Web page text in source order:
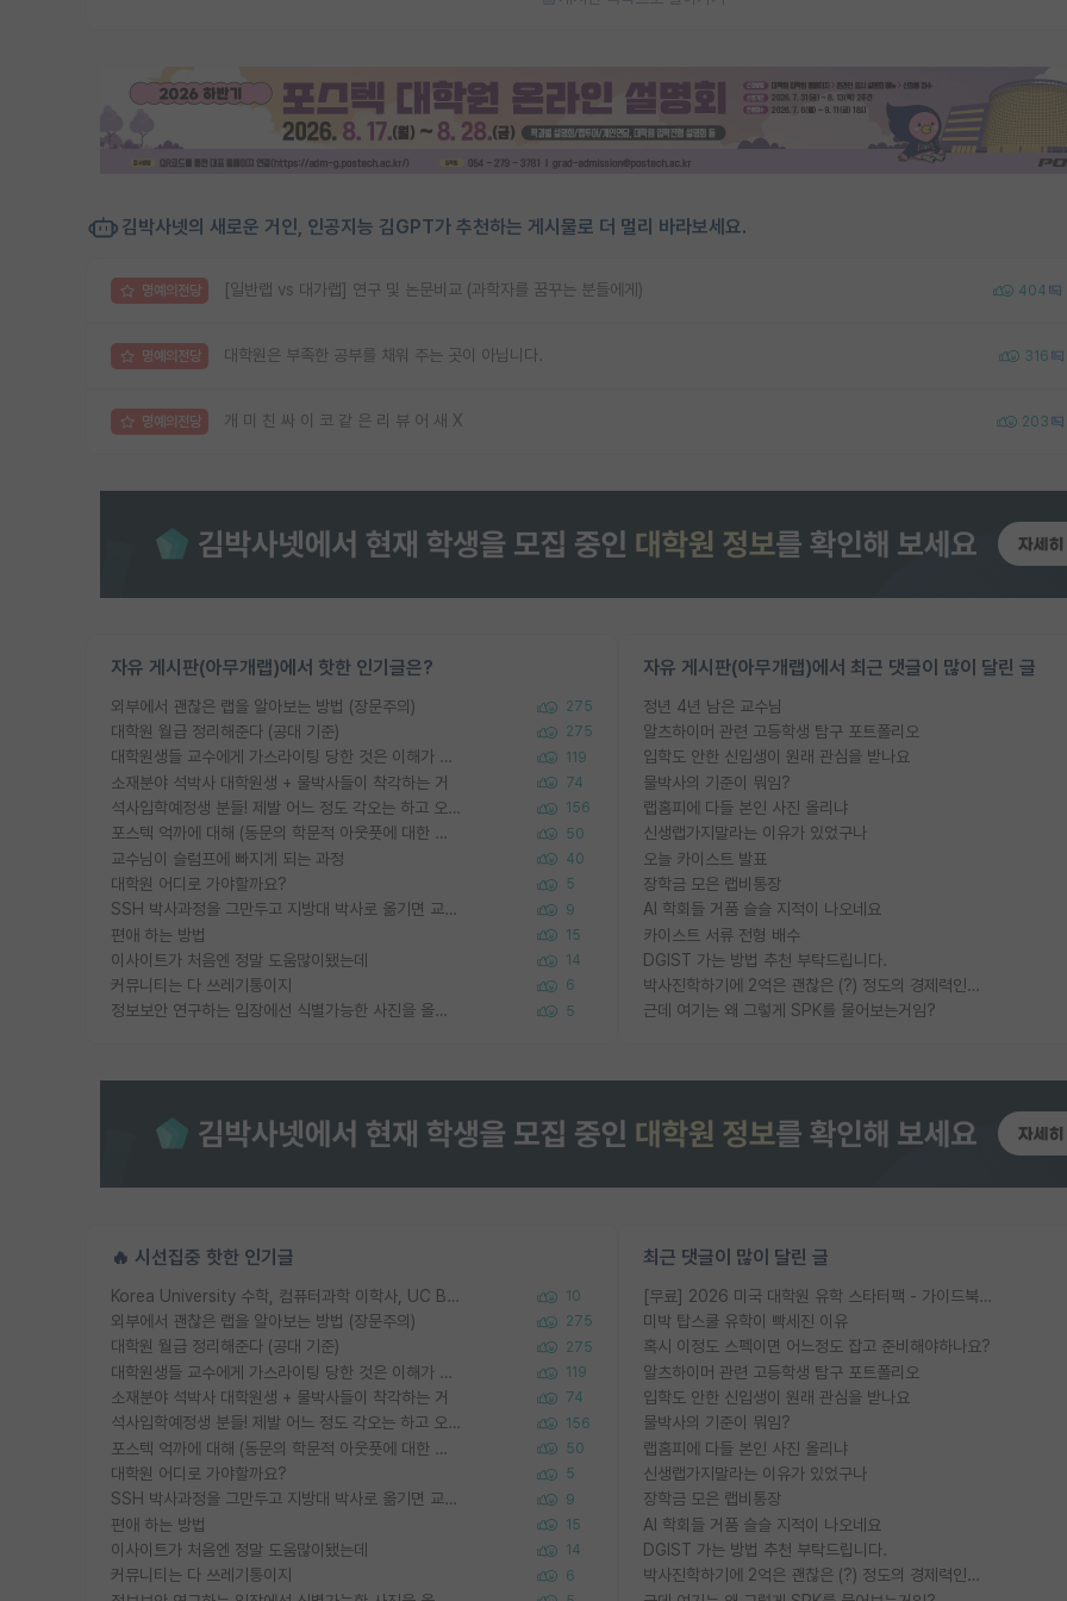
김박사넷의 새로운 거인, 인공지능 김GPT가 추천하는 게시물로 더 멀리 바라보세요.
명예의전당 [일반랩 vs 대가랩] 연구 및 논문비교 (과학자를 꿈꾸는 분들에게) 404
명예의전당 대학원은 부족한 공부를 채워 주는 곳이 아닙니다. 316
명예의전당 개 미 친 싸 이 코 같 은 리 뷰 어 새 X 203
자유 게시판(아무개랩)에서 핫한 인기글은?
외부에서 괜찮은 랩을 알아보는 방법 (장문주의) 275
대학원 월급 정리해준다 (공대 기준) 275
대학원생들 교수에게 가스라이팅 당한 것은 이해가 갑니다. 안타깝네요. 119
소재분야 석박사 대학원생 + 물박사들이 착각하는 거 74
석사입학예정생 분들! 제발 어느 정도 각오는 하고 오세요. 156
포스텍 억까에 대해 (동문의 학문적 아웃풋에 대한 반박) 50
교수님이 슬럼프에 빠지게 되는 과정 40
대학원 어디로 가야할까요? 5
SSH 박사과정을 그만두고 지방대 박사로 옮기면 교수의 꿈은 끝일까요? 9
편애 하는 방법 15
이사이트가 처음엔 정말 도움많이됐는데 14
커뮤니티는 다 쓰레기통이지 6
정보보안 연구하는 입장에선 식별가능한 사진을 올리는건 비추이긴함 5
자유 게시판(아무개랩)에서 최근 댓글이 많이 달린 글
정년 4년 남은 교수님
알츠하이머 관련 고등학생 탐구 포트폴리오
입학도 안한 신입생이 원래 관심을 받나요
물박사의 기준이 뭐임?
랩홈피에 다들 본인 사진 올리냐
신생랩가지말라는 이유가 있었구나
오늘 카이스트 발표
장학금 모은 랩비통장
AI 학회들 거품 슬슬 지적이 나오네요
카이스트 서류 전형 배수
DGIST 가는 방법 추천 부탁드립니다.
박사진학하기에 2억은 괜찮은 (?) 정도의 경제력인가요
근데 여기는 왜 그렇게 SPK를 물어보는거임?
🔥 시선집중 핫한 인기글
Korea University 수학, 컴퓨터과학 이학사, UC Berkeley 산업공학 대학원 공학박사가 되는 것은 쉽지 않겠죠? 10
외부에서 괜찮은 랩을 알아보는 방법 (장문주의) 275
대학원 월급 정리해준다 (공대 기준) 275
대학원생들 교수에게 가스라이팅 당한 것은 이해가 갑니다. 안타깝네요. 119
소재분야 석박사 대학원생 + 물박사들이 착각하는 거 74
석사입학예정생 분들! 제발 어느 정도 각오는 하고 오세요. 156
포스텍 억까에 대해 (동문의 학문적 아웃풋에 대한 반박) 50
대학원 어디로 가야할까요? 5
SSH 박사과정을 그만두고 지방대 박사로 옮기면 교수의 꿈은 끝일까요? 9
편애 하는 방법 15
이사이트가 처음엔 정말 도움많이됐는데 14
커뮤니티는 다 쓰레기통이지 6
최근 댓글이 많이 달린 글
[무료] 2026 미국 대학원 유학 스타터팩 - 가이드북 & 합격자 컨택메일 템플릿
미박 탑스쿨 유학이 빡세진 이유
혹시 이정도 스펙이면 어느정도 잡고 준비해야하나요?
알츠하이머 관련 고등학생 탐구 포트폴리오
입학도 안한 신입생이 원래 관심을 받나요
물박사의 기준이 뭐임?
랩홈피에 다들 본인 사진 올리냐
신생랩가지말라는 이유가 있었구나
장학금 모은 랩비통장
AI 학회들 거품 슬슬 지적이 나오네요
DGIST 가는 방법 추천 부탁드립니다.
박사진학하기에 2억은 괜찮은 (?) 정도의 경제력인가요